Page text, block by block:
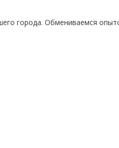
города. Обмениваемся